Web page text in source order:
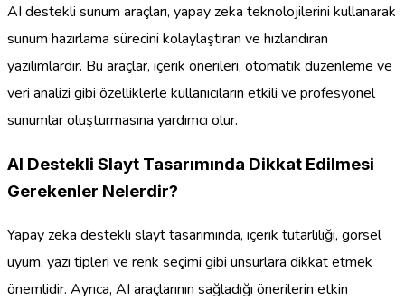
AI destekli sunum araçları, yapay zeka teknolojilerini kullanarak
sunum hazırlama sürecini kolaylaştıran ve hızlandıran
yazılımlardır. Bu araçlar, içerik önerileri, otomatik düzenleme ve
veri analizi gibi özelliklerle kullanıcıların etkili ve profesyonel
sunumlar oluşturmasına yardımcı olur.
AI Destekli Slayt Tasarımında Dikkat Edilmesi
Gerekenler Nelerdir?
Yapay zeka destekli slayt tasarımında, içerik tutarlılığı, görsel
uyum, yazı tipleri ve renk seçimi gibi unsurlara dikkat etmek
önemlidir. Ayrıca, AI araçlarının sağladığı önerilerin etkin